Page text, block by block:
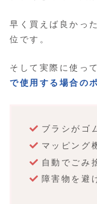
早く買えば良かっ
位です。
そして実際に使っ
で使用する場合の
ブラシがゴ
マッピング
自動でごみ
障害物を避